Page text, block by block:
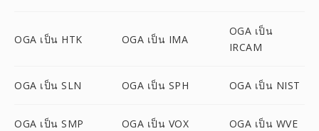
OGA เป็น HTK OGA เป็น IMA
OGA เป็น
IRCAM
OGA เป็น SLN OGA เป็น SPH OGA เป็น NIST
OGA เป็น SMP OGA เป็น VOX OGA เป็น WVE